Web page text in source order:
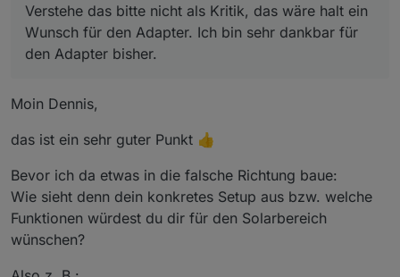
Verstehe das bitte nicht als Kritik, das wäre halt ein
Wunsch für den Adapter. Ich bin sehr dankbar für
den Adapter bisher.
Moin Dennis,
das ist ein sehr guter Punkt 👍
Bevor ich da etwas in die falsche Richtung baue:
Wie sieht denn dein konkretes Setup aus bzw. welche
Funktionen würdest du dir für den Solarbereich
wünschen?